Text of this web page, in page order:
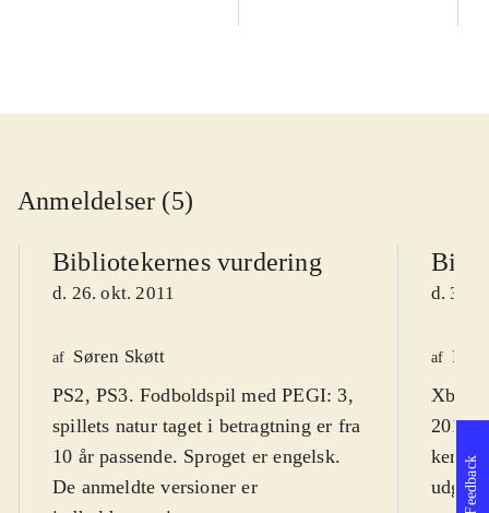
Anmeldelser (5)
Bibliotekernes vurdering
d. 26. okt. 2011
af Søren Skøtt
PS2, PS3. Fodboldspil med PEGI: 3,
spillets natur taget i betragtning er fra
10 år passende. Sproget er engelsk.
De anmeldte versioner er
d. 31.
af
Xbox
2012
Feedback